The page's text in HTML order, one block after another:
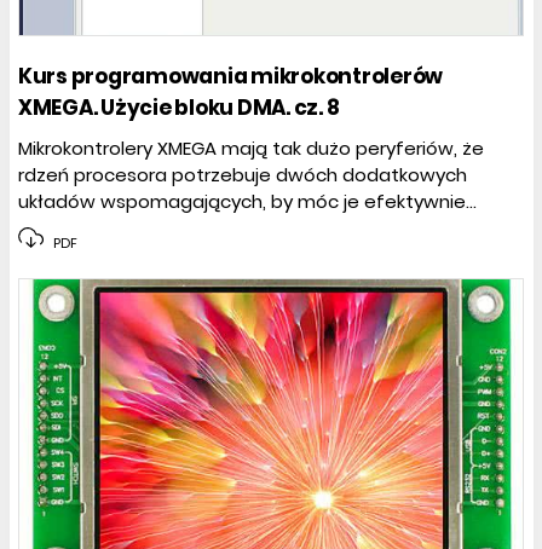
Kurs programowania mikrokontrolerów
XMEGA. Użycie bloku DMA. cz. 8
Mikrokontrolery XMEGA mają tak dużo peryferiów, że
rdzeń procesora potrzebuje dwóch dodatkowych
układów wspomagających, by móc je efektywnie...
PDF